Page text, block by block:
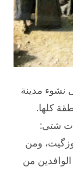
نشوء مدينة
كلها.
شتى:
ومن
من